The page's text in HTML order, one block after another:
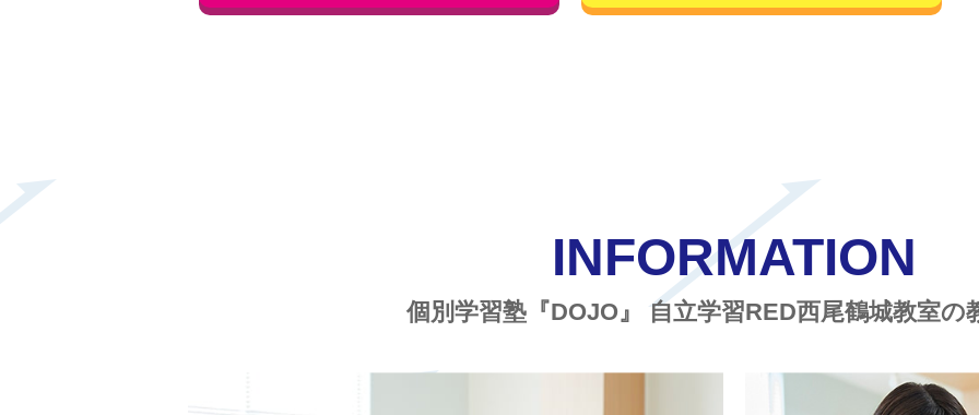
INFORMATION
個別学習塾『DOJO』 自立学習RED西尾鶴城教室の